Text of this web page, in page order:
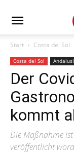
Start Costa del Sol
Costa del Sol
Der
kommt
Die Maßnahme
veröffentlicht